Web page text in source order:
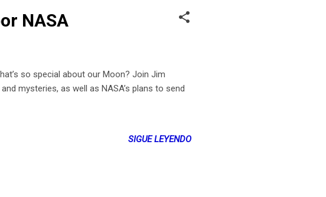
NASA
so special about our Moon? Join Jim
mysteries, as well as NASA’s plans to send
SIGUE LEYENDO